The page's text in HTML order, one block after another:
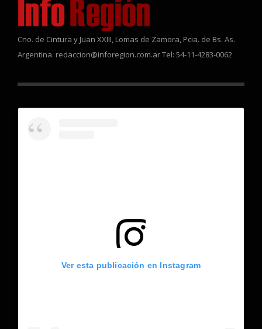
Cno. de Cintura y Juan XXIII, Lomas de Zamora, Pcia. de Bs. As.
Argentina. redaccion@inforegion.com.ar Tel: 54-11-4283-0062
Ver esta publicación en Instagram